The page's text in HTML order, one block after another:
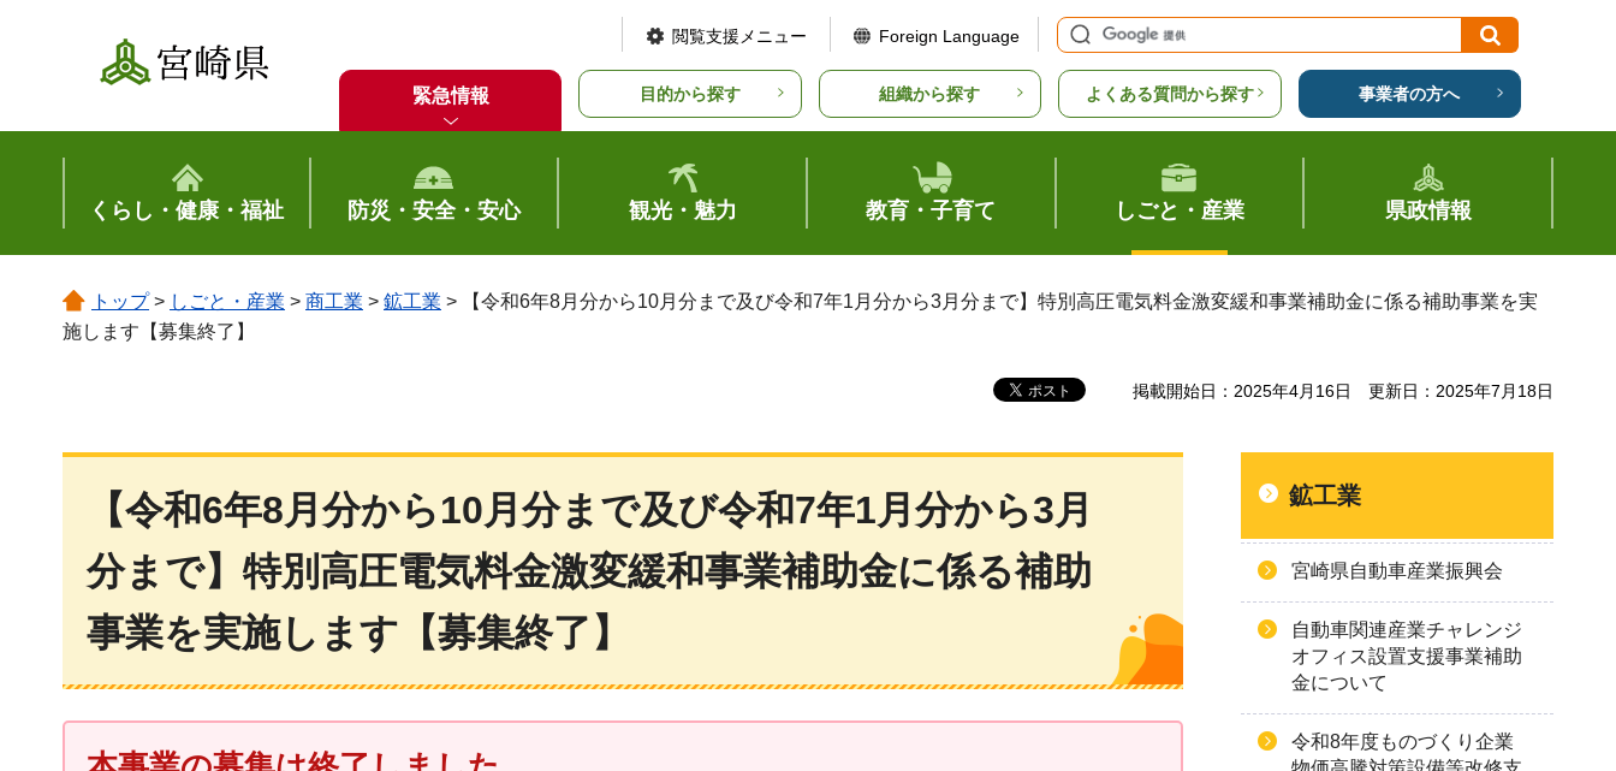
宮崎県
閲覧支援メニュー Foreign Language
緊急情報 目的から探す 組織から探す よくある質問から探す 事業者の方へ
くらし・健康・福祉 防災・安全・安心 観光・魅力 教育・子育て しごと・産業 県政情報
トップ> しごと・産業 > 商工業 > 鉱工業 > 【令和6年8月分から10月分まで及び令和7年1月分から3月分まで】特別高圧電気料金激変緩和事業補助金に係る補助事業を実
施します【募集終了】
掲載開始日：2025年4月16日 更新日：2025年7月18日
【令和6年8月分から10月分まで及び令和7年1月分から3月
分まで】特別高圧電気料金激変緩和事業補助金に係る補助
事業を実施します【募集終了】
鉱工業
宮崎県自動車産業振興会
自動車関連産業チャレンジ
オフィス設置支援事業補助
金について
令和8年度ものづくり企業